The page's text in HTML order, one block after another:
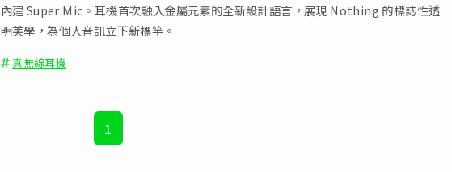
內建 Super Mic。耳機首次融入金屬元素的全新設計語言，展現 Nothing 的標誌性透
明美學，為個人音訊立下新標竿。
真無線耳機
1